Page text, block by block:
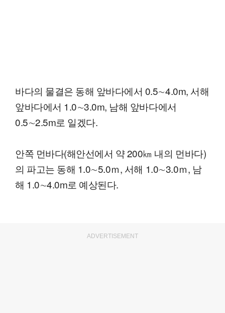
바다의 물결은 동해 앞바다에서 0.5∼4.0m, 서해
앞바다에서 1.0∼3.0m, 남해 앞바다에서
0.5∼2.5m로 일겠다.
안쪽 먼바다(해안선에서 약 200㎞ 내의 먼바다)
의 파고는 동해 1.0∼5.0ｍ, 서해 1.0∼3.0ｍ, 남
해 1.0∼4.0m로 예상된다.
ADVERTISEMENT